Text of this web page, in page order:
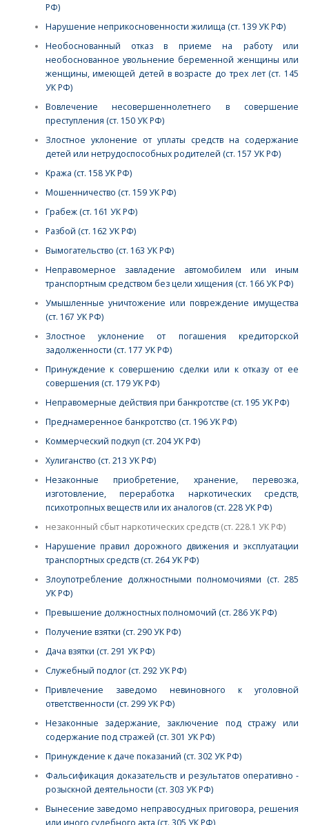
РФ)
Нарушение неприкосновенности жилища (ст. 139 УК РФ)
Необоснованный отказ в приеме на работу или
необоснованное увольнение беременной женщины или
женщины, имеющей детей в возрасте до трех лет (ст. 145
УК РФ)
Вовлечение несовершеннолетнего в совершение
преступления (ст. 150 УК РФ)
Злостное уклонение от уплаты средств на содержание
детей или нетрудоспособных родителей (ст. 157 УК РФ)
Кража (ст. 158 УК РФ)
Мошенничество (ст. 159 УК РФ)
Грабеж (ст. 161 УК РФ)
Разбой (ст. 162 УК РФ)
Вымогательство (ст. 163 УК РФ)
Неправомерное завладение автомобилем или иным
транспортным средством без цели хищения (ст. 166 УК РФ)
Умышленные уничтожение или повреждение имущества
(ст. 167 УК РФ)
Злостное уклонение от погашения кредиторской
задолженности (ст. 177 УК РФ)
Принуждение к совершению сделки или к отказу от ее
совершения (ст. 179 УК РФ)
Неправомерные действия при банкротстве (ст. 195 УК РФ)
Преднамеренное банкротство (ст. 196 УК РФ)
Коммерческий подкуп (ст. 204 УК РФ)
Хулиганство (ст. 213 УК РФ)
Незаконные приобретение, хранение, перевозка,
изготовление, переработка наркотических средств,
психотропных веществ или их аналогов (ст. 228 УК РФ)
незаконный сбыт наркотических средств (ст. 228.1 УК РФ)
Нарушение правил дорожного движения и эксплуатации
транспортных средств (ст. 264 УК РФ)
Злоупотребление должностными полномочиями (ст. 285
УК РФ)
Превышение должностных полномочий (ст. 286 УК РФ)
Получение взятки (ст. 290 УК РФ)
Дача взятки (ст. 291 УК РФ)
Служебный подлог (ст. 292 УК РФ)
Привлечение заведомо невиновного к уголовной
ответственности (ст. 299 УК РФ)
Незаконные задержание, заключение под стражу или
содержание под стражей (ст. 301 УК РФ)
Принуждение к даче показаний (ст. 302 УК РФ)
Фальсификация доказательств и результатов оперативно -
розыскной деятельности (ст. 303 УК РФ)
Вынесение заведомо неправосудных приговора, решения
или иного судебного акта (ст. 305 УК РФ)